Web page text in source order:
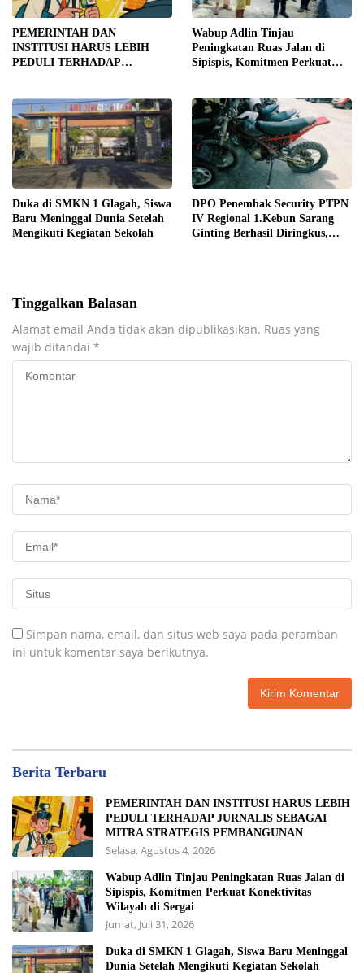
PEMERINTAH DAN
INSTITUSI HARUS LEBIH
PEDULI TERHADAP
Wabup Adlin Tinjau
Peningkatan Ruas Jalan di
Sipispis, Komitmen Perkuat
Duka di SMKN 1 Glagah, Siswa
Baru Meninggal Dunia Setelah
Mengikuti Kegiatan Sekolah
DPO Penembak Security PTPN
IV Regional 1.Kebun Sarang
Ginting Berhasil Diringkus,
Tinggalkan Balasan
Alamat email Anda tidak akan dipublikasikan. Ruas yang
wajib ditandai *
Simpan nama, email, dan situs web saya pada peramban
ini untuk komentar saya berikutnya.
Berita Terbaru
PEMERINTAH DAN INSTITUSI HARUS LEBIH
PEDULI TERHADAP JURNALIS SEBAGAI
MITRA STRATEGIS PEMBANGUNAN
Selasa, Agustus 4, 2026
Wabup Adlin Tinjau Peningkatan Ruas Jalan di
Sipispis, Komitmen Perkuat Konektivitas
Wilayah di Sergai
Jumat, Juli 31, 2026
Duka di SMKN 1 Glagah, Siswa Baru Meninggal
Dunia Setelah Mengikuti Kegiatan Sekolah